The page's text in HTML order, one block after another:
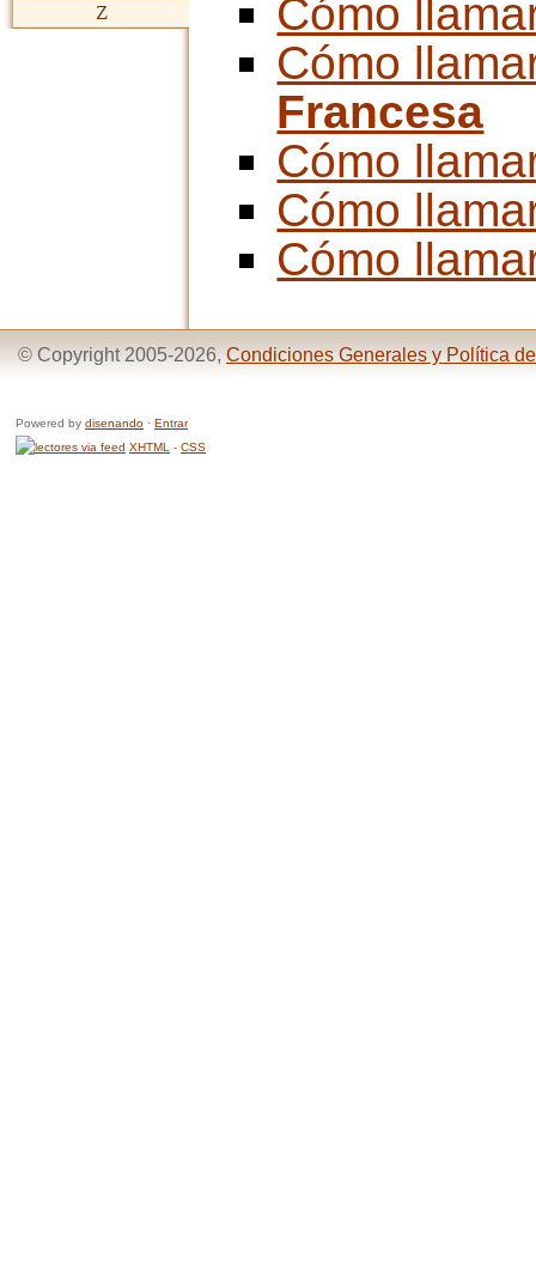
Z
Cómo
Cómo
Francesa
Cómo
Cómo
Cómo
© Copyright 2005-2026, Condiciones Generales y Política
Powered by disenando · Entrar
XHTML - CSS